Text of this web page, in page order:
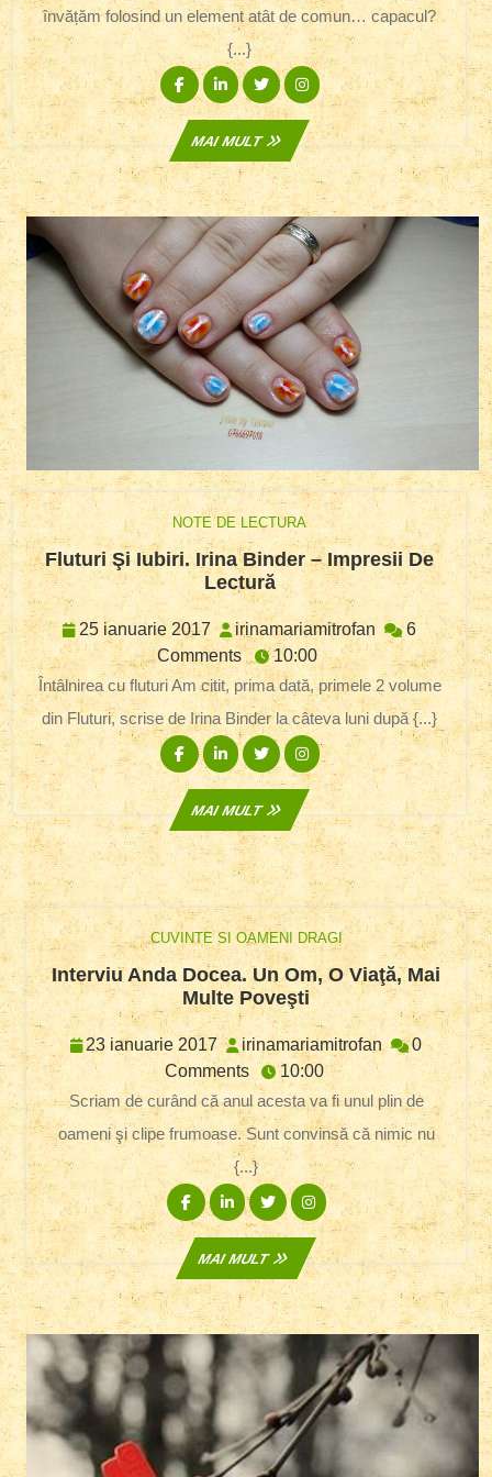
Potrivit!
învățăm folosind un element atât de comun… capacul?
{...}
Facebook
Linkedin
TwitterInstagram
MAI MULT
MAI
MULT
NOTE DE LECTURA
Fluturi Şi Iubiri. Irina Binder – Impresii De
LecturăFluturi
Şi
Iubiri.
Irina
Binder
–
Impresii
De
Lectură
25 ianuarie 2017 25
ianuarie
2017
irinamariamitrofan
6
Comments
10:00
Întâlnirea cu fluturi Am citit, prima dată, primele 2 volume
din Fluturi, scrise de Irina Binder la câteva luni după {...}
Facebook
LinkedinTwitterInstagram
MAI MULT
MAI
MULT
CUVINTE SI OAMENI DRAGI
Interviu Anda Docea. Un Om, O Viaţă, Mai
Multe PoveştiInterviu
Anda
Docea.
Un
Om,
O
Viaţă,
Mai
Multe
Poveşti
23 ianuarie 2017 23
ianuarie
2017
irinamariamitrofan
0
Comments
10:00
Scriam de curând că anul acesta va fi unul plin de
oameni şi clipe frumoase. Sunt convinsă că nimic nu
{...}
Facebook
LinkedinTwitterInstagram
MAI MULT
MAI
MULT